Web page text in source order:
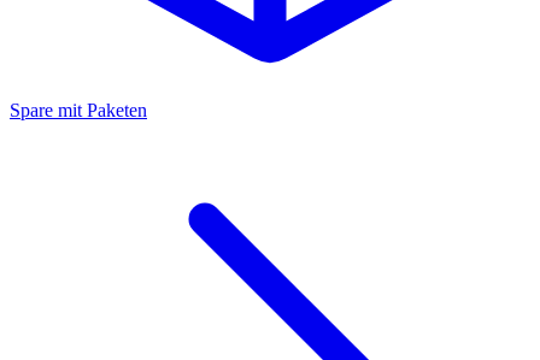
Spare mit Paketen